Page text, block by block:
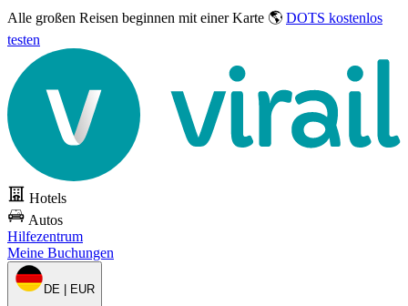
Alle großen Reisen beginnen mit einer Karte 🌎 DOTS kostenlos
testen
Hotels
Autos
Hilfezentrum
Meine Buchungen
DE | EUR